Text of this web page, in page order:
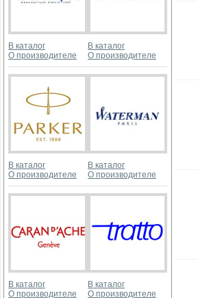
В каталог
О производителе
В каталог
О производителе
В каталог
О производителе
В каталог
О производителе
В каталог
О производителе
В каталог
О производителе